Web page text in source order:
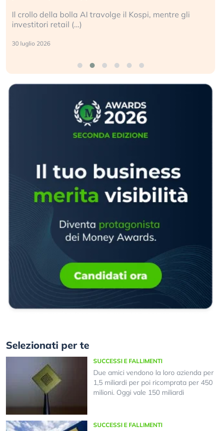
Il crollo della bolla AI travolge il Kospi, mentre gli
investitori retail (…)
30 luglio 2026
Selezionati per te
SUCCESSI E FALLIMENTI
Due amici vendono la loro azienda per
1,5 miliardi per poi ricomprata per 450
milioni. Oggi vale 150 miliardi
SUCCESSI E FALLIMENTI